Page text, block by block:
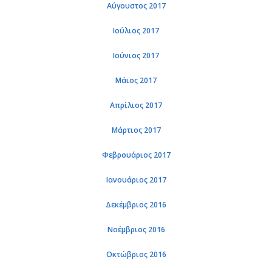
Αύγουστος 2017
Ιούλιος 2017
Ιούνιος 2017
Μάιος 2017
Απρίλιος 2017
Μάρτιος 2017
Φεβρουάριος 2017
Ιανουάριος 2017
Δεκέμβριος 2016
Νοέμβριος 2016
Οκτώβριος 2016